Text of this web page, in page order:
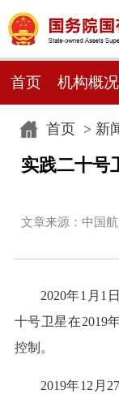
首页 机构概况
首页> 新
实践二十号
文章来源：中国
2020年1月1
十号卫星在2019
控制。
2019年12月